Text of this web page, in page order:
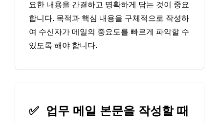
요한 내용을 간결하고 명확하게 담는 것이 중요
합니다. 목적과 핵심 내용을 구체적으로 작성하
여 수신자가 메일의 중요도를 빠르게 파악할 수
있도록 해야 합니다.
✅
업무 메일 본문을 작성할 때